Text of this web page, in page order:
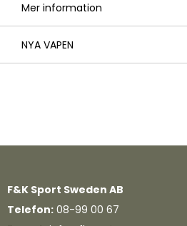
Mer information
NYA VAPEN
F&K Sport Sweden AB
Telefon: 08-99 00 67